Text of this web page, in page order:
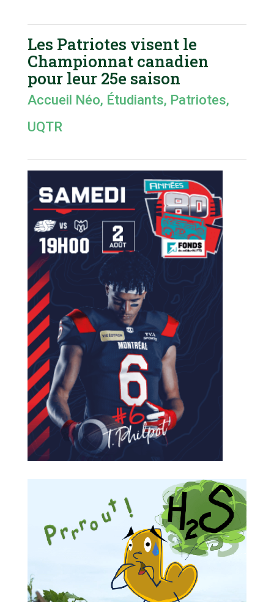
Les Patriotes visent le
Championnat canadien
pour leur 25e saison
Accueil Néo, Étudiants, Patriotes,
UQTR